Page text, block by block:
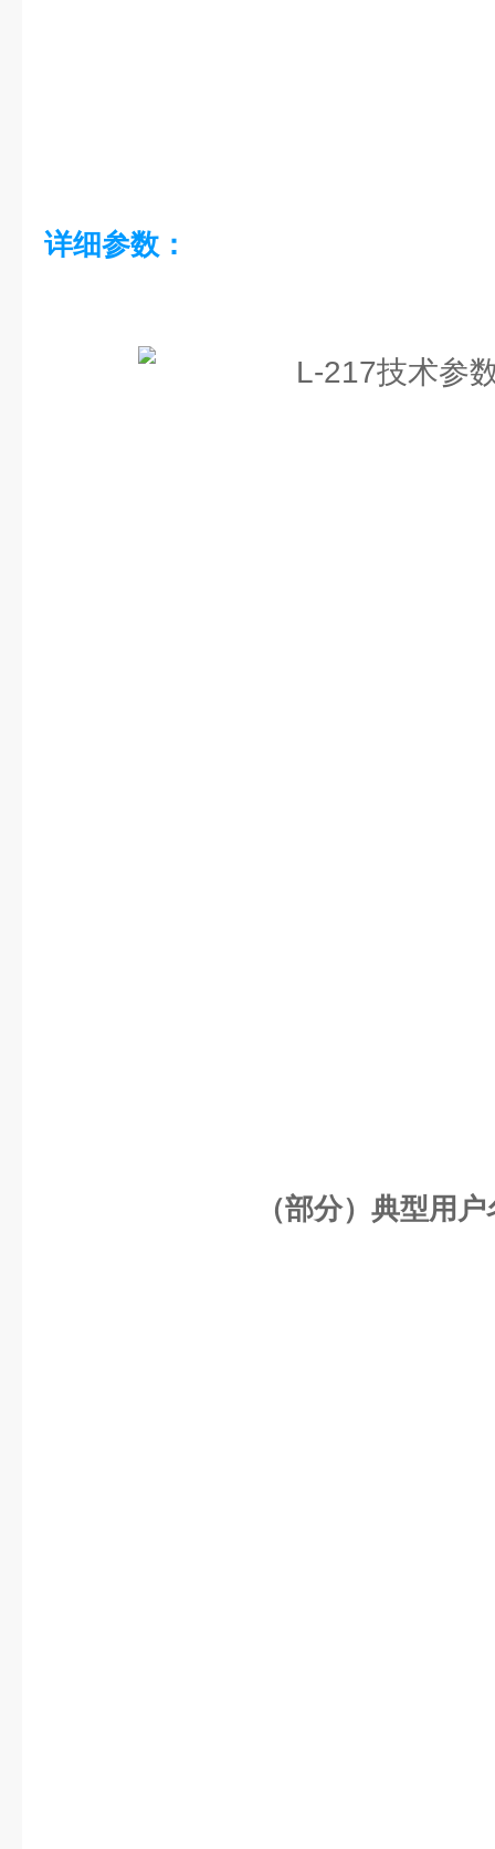
详细参数：
（部分）典型用